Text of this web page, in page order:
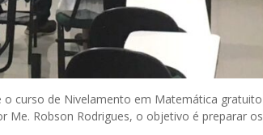
o curso de Nivelamento em Matemática gratuito
Me. Robson Rodrigues, o objetivo é preparar os